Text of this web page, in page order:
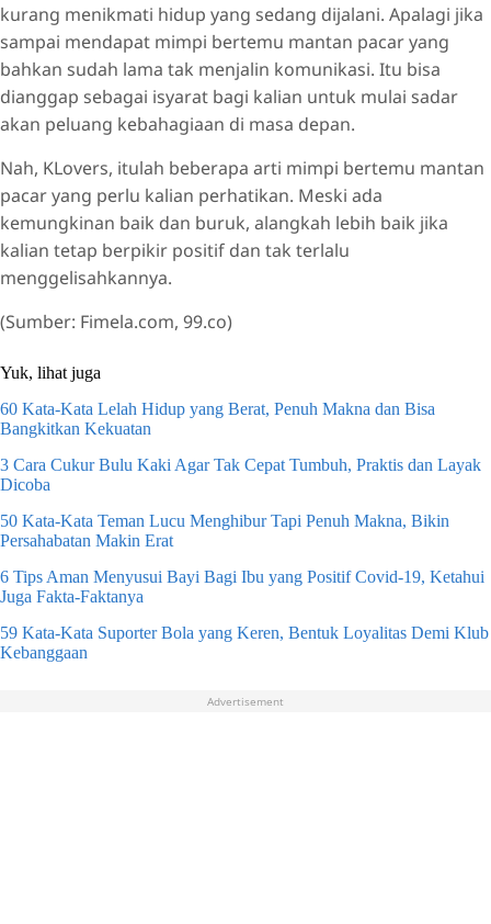
kurang menikmati hidup yang sedang dijalani. Apalagi jika
sampai mendapat mimpi bertemu mantan pacar yang
bahkan sudah lama tak menjalin komunikasi. Itu bisa
dianggap sebagai isyarat bagi kalian untuk mulai sadar
akan peluang kebahagiaan di masa depan.
Nah, KLovers, itulah beberapa arti mimpi bertemu mantan
pacar yang perlu kalian perhatikan. Meski ada
kemungkinan baik dan buruk, alangkah lebih baik jika
kalian tetap berpikir positif dan tak terlalu
menggelisahkannya.
(Sumber: Fimela.com, 99.co)
Yuk, lihat juga
60 Kata-Kata Lelah Hidup yang Berat, Penuh Makna dan Bisa
Bangkitkan Kekuatan
3 Cara Cukur Bulu Kaki Agar Tak Cepat Tumbuh, Praktis dan Layak
Dicoba
50 Kata-Kata Teman Lucu Menghibur Tapi Penuh Makna, Bikin
Persahabatan Makin Erat
6 Tips Aman Menyusui Bayi Bagi Ibu yang Positif Covid-19, Ketahui
Juga Fakta-Faktanya
59 Kata-Kata Suporter Bola yang Keren, Bentuk Loyalitas Demi Klub
Kebanggaan
Advertisement